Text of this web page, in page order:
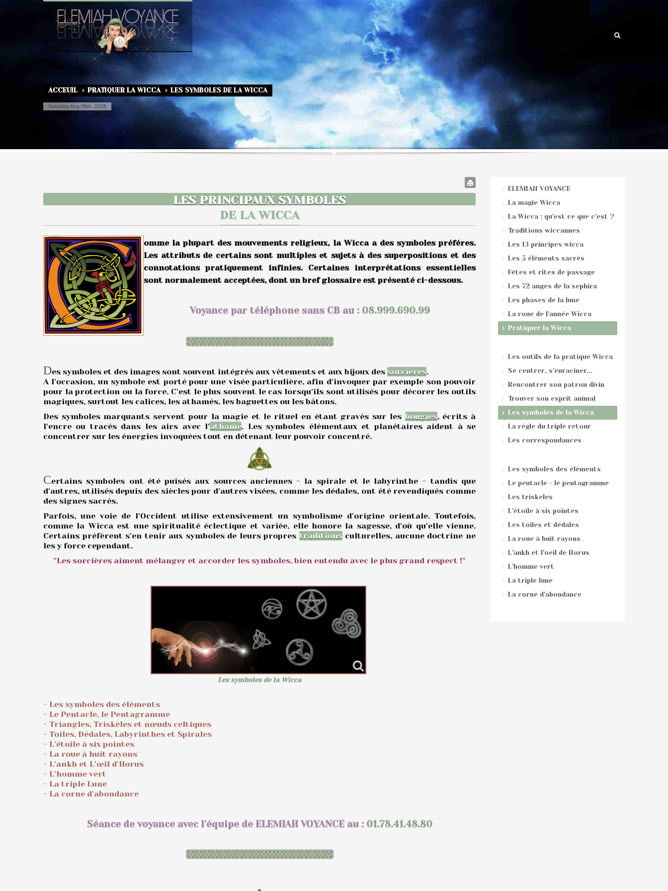
ACCEUIL PRATIQUER LA WICCA LES SYMBOLES DE LA WICCA
Saturday Aug 08th, 2026
LES PRINCIPAUX SYMBOLES
DE LA WICCA
omme la plupart des mouvements religieux, la Wicca a des symboles préféres.
Les attributs de certains sont multiples et sujets à des superpositions et des
connotations pratiquement infinies. Certaines interprétations essentielles
sont normalement acceptées, dont un bref glossaire est présenté ci-dessous.
Voyance par téléphone sans CB au : 08.999.690.99
Des symboles et des images sont souvent intégrés aux vêtements et aux bijoux des sorcières.
A l'occasion, un symbole est porté pour une visée particulière, afin d'invoquer par exemple son pouvoir
pour la protection ou la force. C'est le plus souvent le cas lorsqu'ils sont utilisés pour décorer les outils
magiques, surtout les calices, les athamés, les baguettes ou les bâtons.
Des symboles marquants servent pour la magie et le rituel en étant gravés sur les bougies, écrits à
l'encre ou tracés dans les airs avec l'athamé. Les symboles élémentaux et planétaires aident à se
concentrer sur les énergies invoquées tout en détenant leur pouvoir concentré.
Certains symboles ont été puisés aux sources anciennes - la spirale et le labyrinthe - tandis que
d'autres, utilisés depuis des siècles pour d'autres visées, comme les dédales, ont été revendiqués comme
des signes sacrés.
Parfois, une voie de l'Occident utilise extensivement un symbolisme d'origine orientale. Toutefois,
comme la Wicca est une spiritualité éclectique et variée, elle honore la sagesse, d'où qu'elle vienne.
Certains préfèrent s'en tenir aux symboles de leurs propres traditionsculturelles, aucune doctrine ne
les y force cependant.
"Les sorcières aiment mélanger et accorder les symboles, bien entendu avec le plus grand respect !"
Les symboles de la Wicca
- Les symboles des éléments
- Le Pentacle, le Pentagramme
- Triangles, Triskèles et nœuds celtiques
- Toiles, Dédales, Labyrinthes et Spirales
- L'étoile à six pointes
- La roue à huit rayons
- L'ankh et L'œil d'Horus
- L'homme vert
- La triple Lune
- La corne d'abondance
Séance de voyance avec l'équipe de ELEMIAH VOYANCE au : 01.78.41.48.80
ELEMIAH VOYANCE
La magie Wicca
La Wicca : qu'est ce que c'est ?
Traditions wiccannes
Les 13 principes wicca
Les 5 éléments sacrés
Fêtes et rites de passage
Les 72 anges de la sephira
Les phases de la lune
La roue de l'année Wicca
Pratiquer la Wicca
Les outils de la pratique Wicca
Se centrer, s'enraciner...
Rencontrer son patron divin
Trouver son esprit animal
Les symboles de la Wicca
La régle du triple retour
Les correspondances
Les symboles des éléments
Le pentacle - le pentagramme
Les triskeles
L'étoile à six pointes
Les toiles et dédales
La roue à huit rayons
L'ankh et l'oeil de Horus
L'homme vert
La triple lune
La corne d'abondance